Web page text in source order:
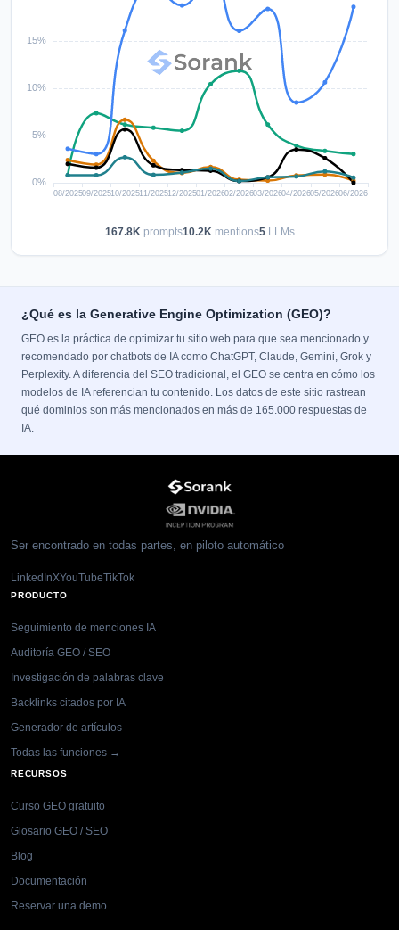
167.8Kprompts10.2Kmentions5LLMs
¿Qué es la Generative Engine Optimization (GEO)?
GEO es la práctica de optimizar tu sitio web para que sea mencionado y
recomendado por chatbots de IA como ChatGPT, Claude, Gemini, Grok y
Perplexity. A diferencia del SEO tradicional, el GEO se centra en cómo los
modelos de IA referencian tu contenido. Los datos de este sitio rastrean
qué dominios son más mencionados en más de 165.000 respuestas de
IA.
Ser encontrado en todas partes, en piloto automático
LinkedInXYouTubeTikTok
PRODUCTO
Seguimiento de menciones IA
Auditoría GEO / SEO
Investigación de palabras clave
Backlinks citados por IA
Generador de artículos
Todas las funciones →
RECURSOS
Curso GEO gratuito
Glosario GEO / SEO
Blog
Documentación
Reservar una demo